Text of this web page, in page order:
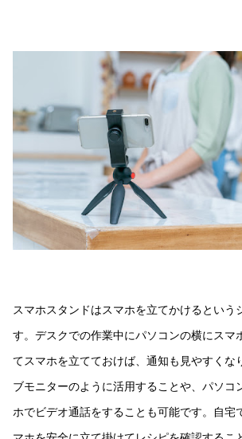
スマホスタンドはスマホを立てかけるという
す。デスクでの作業中にパソコンの横にスマ
てスマホを立てておけば、通知も見やすくな
ブモニターのように活用することや、パソコ
ホでビデオ通話をすることも可能です。自宅